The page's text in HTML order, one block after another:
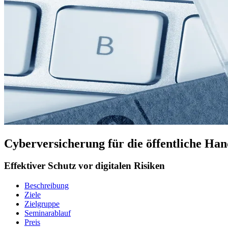
Cyberversicherung für die öffentliche
Effektiver Schutz vor digitalen Risiken
Beschreibung
Ziele
Zielgruppe
Seminarablauf
Preis